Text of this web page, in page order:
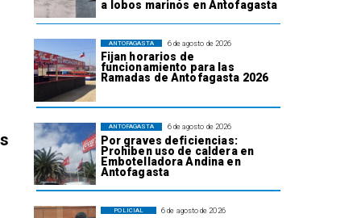
a lobos marinos en Antofagasta
6 de agosto de 2026
Fijan horarios de
funcionamiento para las
Ramadas de Antofagasta 2026
ANTOFAGASTA
6 de agosto de 2026
Por graves deficiencias:
Prohiben uso de caldera en
Embotelladora Andina en
Antofagasta
ANTOFAGASTA
6 de agosto de 2026
POLICIAL